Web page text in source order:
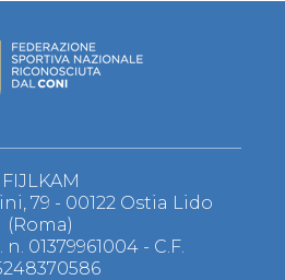
FIJLKAM
79 - 00122 Ostia Lido
(Roma)
01379961004 - C.F.